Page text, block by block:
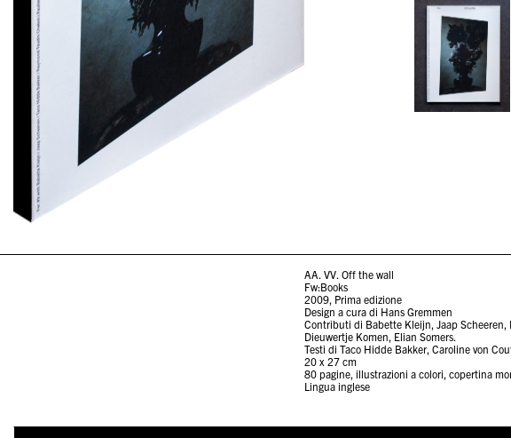
AA. VV. Off the wall
Fw:Books
2009, Prima edizione
Design a cura di Hans Gremmen
Contributi di Babette Kleijn, Jaap
Dieuwertje Komen, Elian Somers.
Testi di Taco Hidde Bakker, Caroline von
20 x 27 cm
80 pagine, illustrazioni a colori, copertina
Lingua inglese